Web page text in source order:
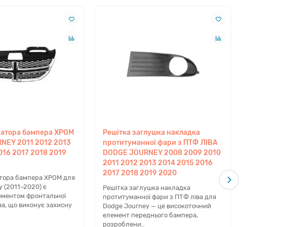
волога. Основними симптомами є запотівання фари,
впливу гравію, що призводить до прихованих деформацій.
перевіряти цілісність кріплень при кожному
H11) повністю відповідають вашій модифікації. Це
усіх стандартів. Це вигідна альтернатива вживаним
точність посадкових місць, що забезпечує легкий
бампера ХРОМ
2011 2012 2013
2017 2018 2019
бампера ХРОМ для
(2011–2020) є
фронтальної
що виконує захисну
Решітка заглушка накладка
протитуманної фари з ПТФ ЛІВА
DODGE JOURNEY 2008 2009 2010
2011 2012 2013 2014 2015 2016
2017 2018 2019 2020
Решітка заглушка накладка
протитуманної фари з ПТФ ліва для
Dodge Journey — це високоточний
елемент переднього бампера,
розроблени..